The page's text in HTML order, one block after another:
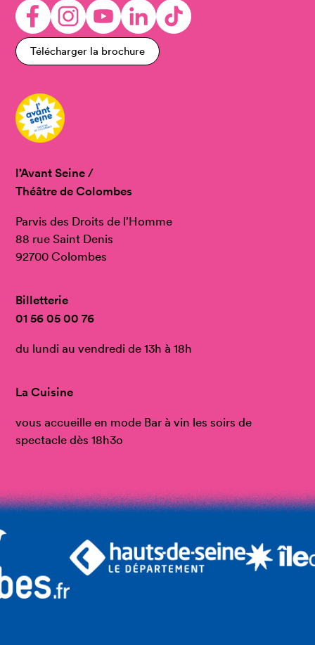
Télécharger la brochure
l’Avant Seine /
Théâtre de Colombes
Parvis des Droits de l’Homme
88 rue Saint Denis
92700 Colombes
Billetterie
01 56 05 00 76
du lundi au vendredi de 13h à 18h
La Cuisine
vous accueille en mode Bar à vin les soirs de
spectacle dès 18h3o